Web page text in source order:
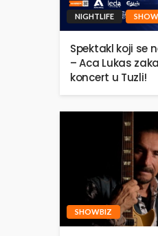
NIGHTLIFE
Spektakl koji se
– Aca Lukas
koncert u Tuzli!
SHOWBIZ